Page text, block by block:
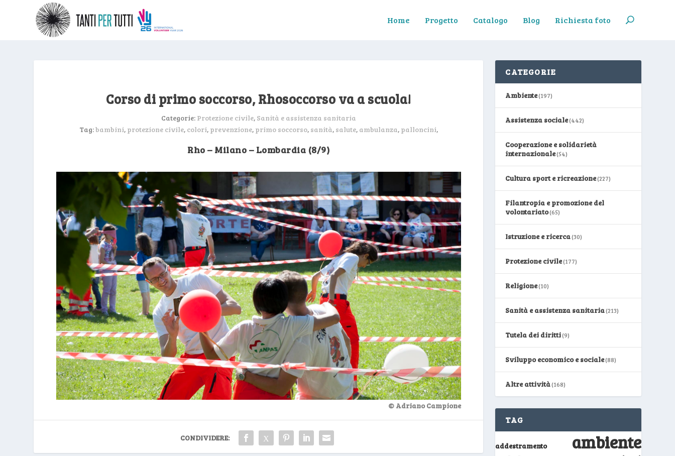
Home Progetto Catalogo Blog Richiesta foto
Corso di primo soccorso, Rhosoccorso va a scuola!
Categorie: Protezione civile, Sanità e assistenza sanitaria
Tag:bambini, protezione civile, colori, prevenzione, primo soccorso, sanità, salute, ambulanza, palloncini,
Rho – Milano – Lombardia (8/9)
© Adriano Campione
CONDIVIDERE:
CATEGORIE
Ambiente(197)
Assistenza sociale(442)
Cooperazione e solidarietà
internazionale(54)
Cultura sport e ricreazione(227)
Filantropia e promozione del
volontariato(65)
Istruzione e ricerca(30)
Protezione civile(177)
Religione(10)
Sanità e assistenza sanitaria(213)
Tutela dei diritti(9)
Sviluppo economico e sociale(88)
Altre attività(168)
TAG
addestramento ambiente